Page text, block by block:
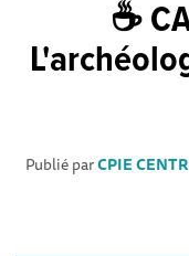
☕
Publié parCPIE